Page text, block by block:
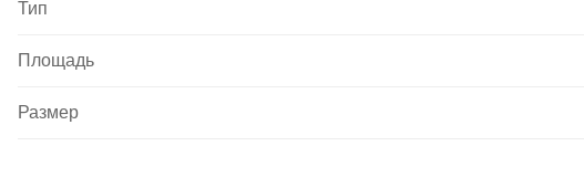
Тип
Площадь
Размер